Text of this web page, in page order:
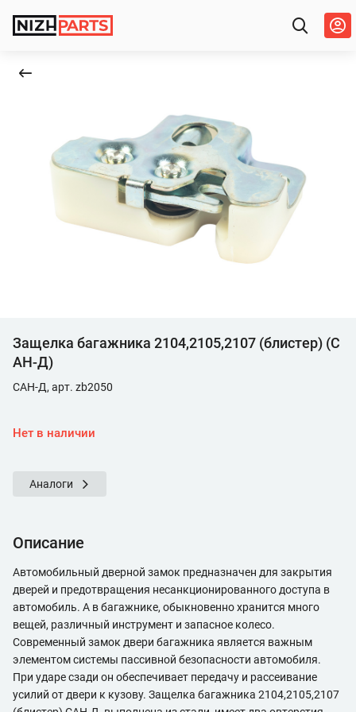
Защелка багажника 2104,2105,2107 (блистер) (С
АН-Д)
САН-Д, арт. zb2050
Нет в наличии
Аналоги
Описание
Автомобильный дверной замок предназначен для закрытия
дверей и предотвращения несанкционированного доступа в
автомобиль. А в багажнике, обыкновенно хранится много
вещей, различный инструмент и запасное колесо.
Современный замок двери багажника является важным
элементом системы пассивной безопасности автомобиля.
При ударе сзади он обеспечивает передачу и рассеивание
усилий от двери к кузову. Защелка багажника 2104,2105,2107